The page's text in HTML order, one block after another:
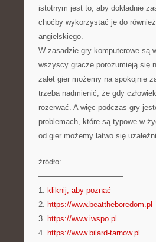
istotnym jest to, aby dokładnie
choćby wykorzystać je do
angielskiego.
W zasadzie gry komputerowe są
wszyscy gracze porozumieją się
zalet gier możemy na spokojnie
trzeba nadmienić, że gdy
rozerwać. A więc podczas gry
problemach, które są typowe w
od gier możemy łatwo się
źródło:
———————————
1. kliknij, aby poznać
2. https://www.beattheboredom.pl
3. https://www.iwspo.pl
4. https://www.bilard-tarnow.pl